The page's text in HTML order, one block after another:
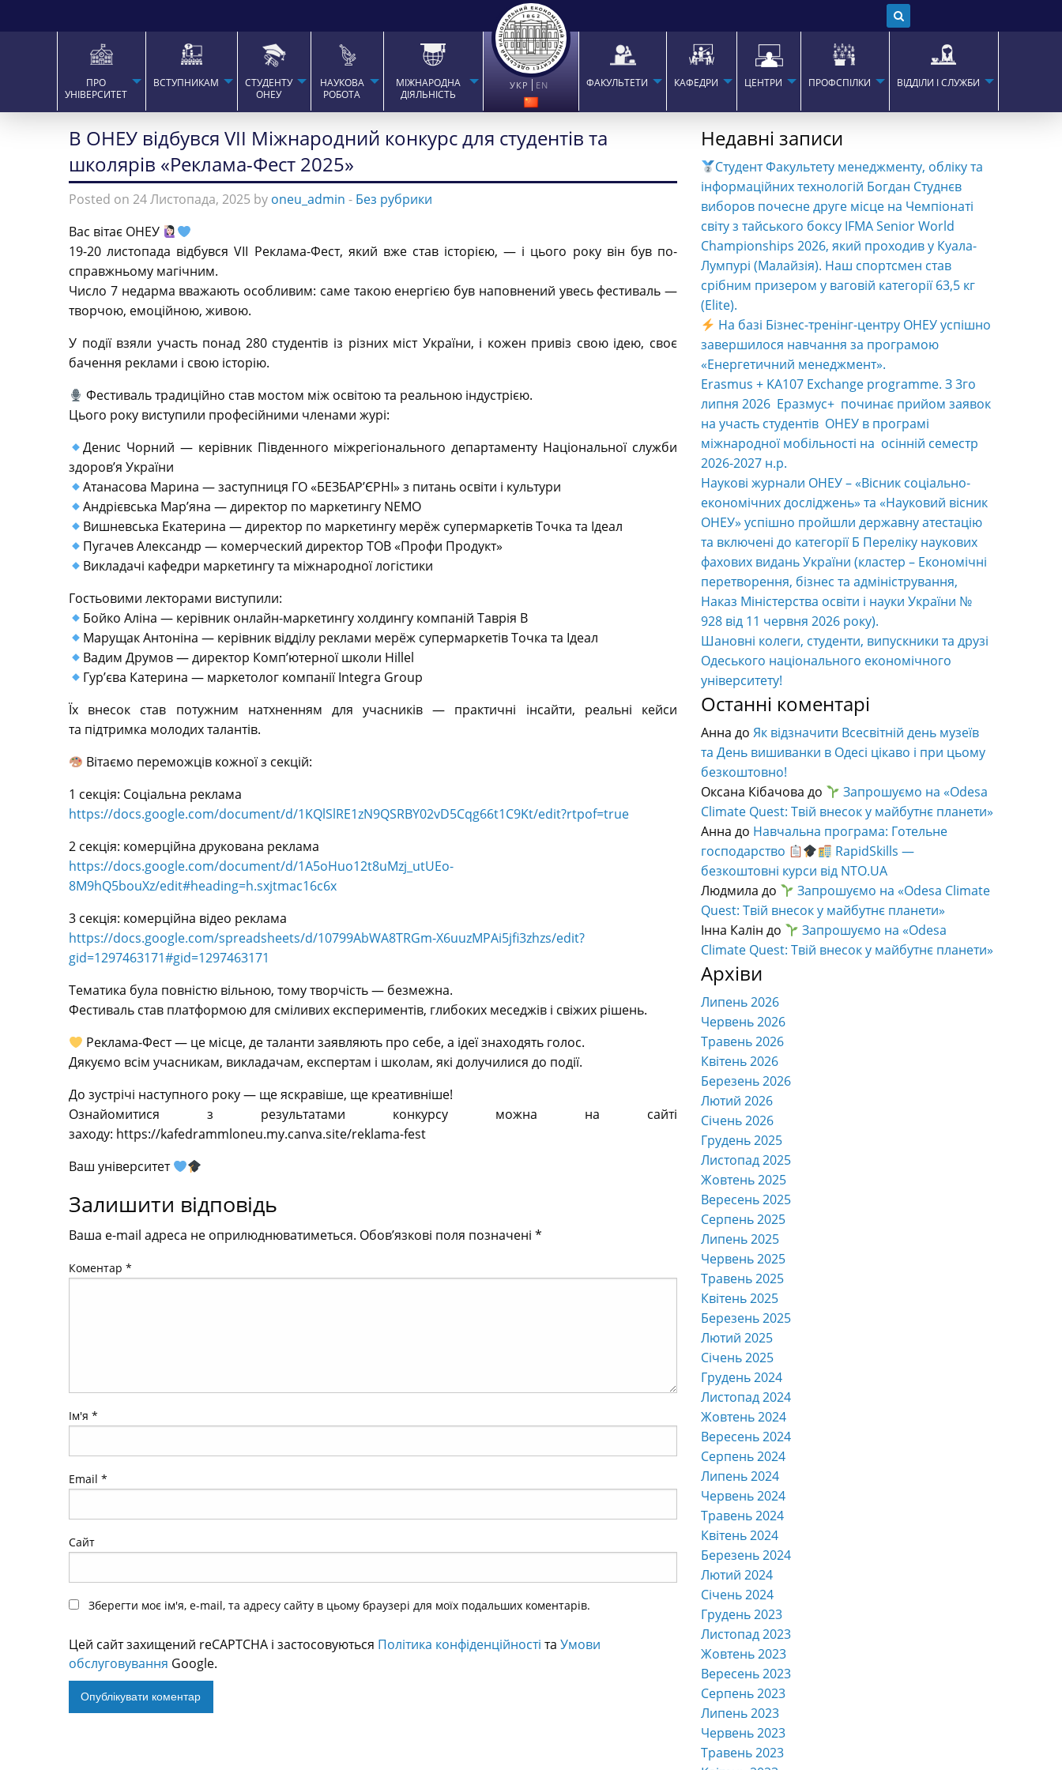
ПРО
УНІВЕРСИТЕТ
ВСТУПНИКАМ
СТУДЕНТУ
ОНЕУ
НАУКОВА
РОБОТА
МІЖНАРОДНА
ДІЯЛЬНІСТЬ
УКР EN ФАКУЛЬТЕТИ КАФЕДРИ ЦЕНТРИ ПРОФСПІЛКИ ВІДДІЛИ І СЛУЖБИ
В ОНЕУ відбувся VІІ Міжнародний конкурс для студентів та
школярів «Реклама-Фест 2025»
Posted on 24 Листопада, 2025 by oneu_admin - Без рубрики
Вас вітає ОНЕУ
19-20 листопада відбувся VII Реклама-Фест, який вже став історією, — і цього року він був по-
справжньому магічним.
Число 7 недарма вважають особливим: саме такою енергією був наповнений увесь фестиваль —
творчою, емоційною, живою.
У події взяли участь понад 280 студентів із різних міст України, і кожен привіз свою ідею, своє
бачення реклами і свою історію.
Фестиваль традиційно став мостом між освітою та реальною індустрією.
Цього року виступили професійними членами журі:
Денис Чорний — керівник Південного міжрегіонального департаменту Національної служби
здоровʼя України
Атанасова Марина — заступниця ГО «БЕЗБАРʼЄРНІ» з питань освіти і культури
Андрієвська Мар’яна — директор по маркетингу NEMO
Вишневська Екатерина — директор по маркетингу мерёж супермаркетів Точка та Ідеал
Пугачев Александр — комерческий директор ТОВ «Профи Продукт»
Викладачі кафедри маркетингу та міжнародної логістики
Гостьовими лекторами виступили:
Бойко Аліна — керівник онлайн-маркетингу холдингу компаній Таврія В
Марущак Антоніна — керівник відділу реклами мерёж супермаркетів Точка та Ідеал
Вадим Друмов — директор Комп’ютерної школи Hillel
Гур’єва Катерина — маркетолог компанії Integra Group
Їх внесок став потужним натхненням для учасників — практичні інсайти, реальні кейси
та підтримка молодих талантів.
Вітаємо переможців кожної з секцій:
1 секція: Соціальна реклама
https://docs.google.com/document/d/1KQlSlRE1zN9QSRBY02vD5Cqg66t1C9Kt/edit?rtpof=true
2 секція: комерційна друкована реклама
https://docs.google.com/document/d/1A5oHuo12t8uMzj_utUEo-
8M9hQ5bouXz/edit#heading=h.sxjtmac16c6x
3 секція: комерційна відео реклама
https://docs.google.com/spreadsheets/d/10799AbWA8TRGm-X6uuzMPAi5jfi3zhzs/edit?
gid=1297463171#gid=1297463171
Тематика була повністю вільною, тому творчість — безмежна.
Фестиваль став платформою для сміливих експериментів, глибоких меседжів і свіжих рішень.
Реклама-Фест — це місце, де таланти заявляють про себе, а ідеї знаходять голос.
Дякуємо всім учасникам, викладачам, експертам і школам, які долучилися до події.
До зустрічі наступного року — ще яскравіше, ще креативніше!
Ознайомитися з результатами конкурсу можна на сайті
заходу: https://kafedrammloneu.my.canva.site/reklama-fest
Ваш університет
Залишити відповідь
Ваша e-mail адреса не оприлюднюватиметься. Обов’язкові поля позначені *
Коментар *
Ім'я *
Email *
Сайт
Зберегти моє ім'я, e-mail, та адресу сайту в цьому браузері для моїх подальших коментарів.
Цей сайт захищений reCAPTCHA і застосовуються Політика конфіденційності та Умови
обслуговування Google.
Недавні записи
Студент Факультету менеджменту, обліку та
інформаційних технологій Богдан Студнєв
виборов почесне друге місце на Чемпіонаті
світу з тайського боксу IFMA Senior World
Championships 2026, який проходив у Куала-
Лумпурі (Малайзія). Наш спортсмен став
срібним призером у ваговій категорії 63,5 кг
(Elite).
На базі Бізнес-тренінг-центру ОНЕУ успішно
завершилося навчання за програмою
«Енергетичний менеджмент».
Erasmus + KA107 Exchange programme. З 3го
липня 2026 Еразмус+ починає прийом заявок
на участь студентів ОНЕУ в програмі
міжнародної мобільності на осінній семестр
2026-2027 н.р.
Наукові журнали ОНЕУ – «Вісник соціально-
економічних досліджень» та «Науковий вісник
ОНЕУ» успішно пройшли державну атестацію
та включені до категорії Б Переліку наукових
фахових видань України (кластер – Економічні
перетворення, бізнес та адміністрування,
Наказ Міністерства освіти і науки України №
928 від 11 червня 2026 року).
Шановні колеги, студенти, випускники та друзі
Одеського національного економічного
університету!
Останні коментарі
Анна доЯк відзначити Всесвітній день музеїв
та День вишиванки в Одесі цікаво і при цьому
безкоштовно!
Оксана Кібачова до
Запрошуємо на «Odesa
Climate Quest: Твій внесок у майбутнє планети»
Анна до Навчальна програма: Готельне
господарство
RapidSkills —
безкоштовні курси від NTO.UA
Людмила до
Запрошуємо на «Odesa Climate
Quest: Твій внесок у майбутнє планети»
Інна Калін до
Запрошуємо на «Odesa
Climate Quest: Твій внесок у майбутнє планети»
Архіви
Липень 2026
Червень 2026
Травень 2026
Квітень 2026
Березень 2026
Лютий 2026
Січень 2026
Грудень 2025
Листопад 2025
Жовтень 2025
Вересень 2025
Серпень 2025
Липень 2025
Червень 2025
Травень 2025
Квітень 2025
Березень 2025
Лютий 2025
Січень 2025
Грудень 2024
Листопад 2024
Жовтень 2024
Вересень 2024
Серпень 2024
Липень 2024
Червень 2024
Травень 2024
Квітень 2024
Березень 2024
Лютий 2024
Січень 2024
Грудень 2023
Листопад 2023
Жовтень 2023
Вересень 2023
Серпень 2023
Липень 2023
Червень 2023
Травень 2023